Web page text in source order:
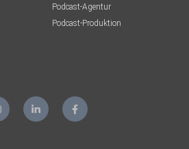
Podcast-Agentur
Podcast-Produktion